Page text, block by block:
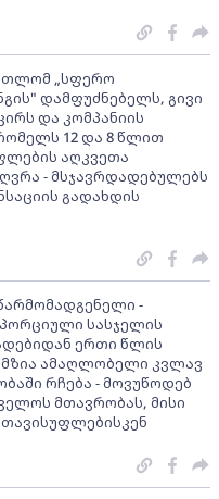
„სფერო
დამფუძნებელს, გივი
და კომპანიის
12 და 8 წლით
აღკვეთა
- მსჯავრდადებულებს
გადახდის
-
სასჯელის
ერთი წლის
მზია ამაღლობელი კვლავ
რჩება - მოვუწოდებ
მთავრობას, მისი